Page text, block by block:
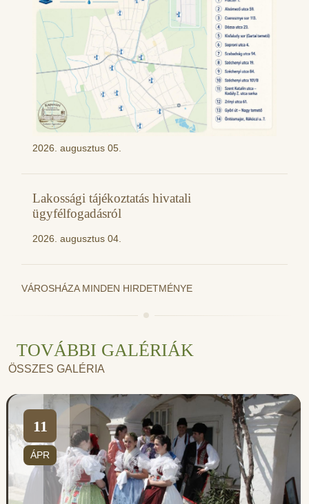
2026. augusztus 05.
Lakossági tájékoztatás hivatali
ügyfélfogadásról
2026. augusztus 04.
VÁROSHÁZA MINDEN HIRDETMÉNYE
TOVÁBBI GALÉRIÁK
ÖSSZES GALÉRIA
11
ÁPR